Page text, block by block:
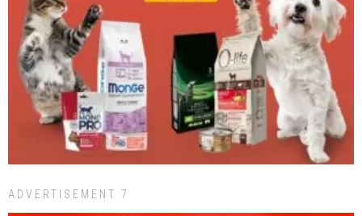
ADVERTISEMENT 7